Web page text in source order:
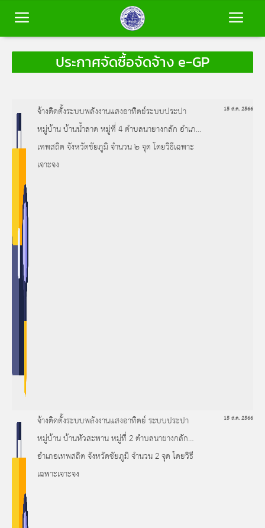
หน้าหลัก
ข้อมูลพื้นฐาน
บุคลากร
ข่าวสาร
การประเมินคุณธรรมและความโปร่งใส
(ITA)
ประกาศจัดซื้อจัดจ้าง e-GP
จ้างติดตั้งระบบพลังงานแสงอาทิตย์ระบบประปา
หมู่บ้าน บ้านน้ำลาด หมู่ที่ 4 ตำบลนายางกลัก อำเภอ
เทพสถิต จังหวัดชัยภูมิ จำนวน ๒ จุด โดยวิธีเฉพาะ
เจาะจง
15 ส.ค. 2566
จ้างติดตั้งระบบพลังงานแสงอาทิตย์ ระบบประปา
หมู่บ้าน บ้านหัวสะพาน หมู่ที่ 2 ตำบลนายางกลัก
อำเภอเทพสถิต จังหวัดชัยภูมิ จำนวน 2 จุด โดยวิธี
เฉพาะเจาะจง
15 ส.ค. 2566